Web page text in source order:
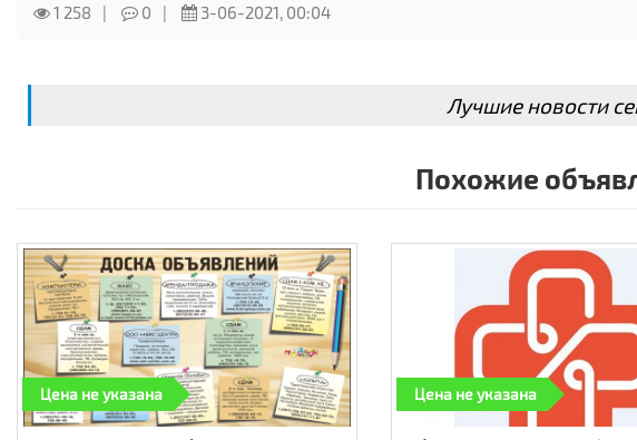
1 258 0 3-06-2021, 00:04
Лучшие новости
Похожие
Цена не указана Цена не указана